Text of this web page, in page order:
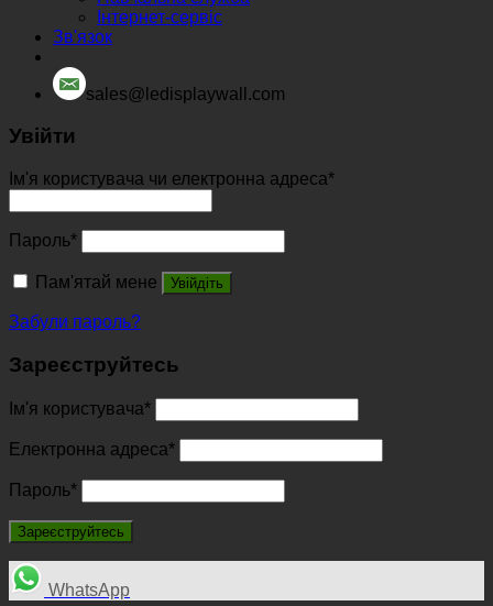
Інтернет-сервіс
Зв'язок
sales@ledisplaywall.com
Увійти
Ім'я користувача чи електронна адреса*
Пароль*
Пам'ятай мене Увійдіть
Забули пароль?
Зареєструйтесь
Ім'я користувача*
Електронна адреса*
Пароль*
Зареєструйтесь
WhatsApp